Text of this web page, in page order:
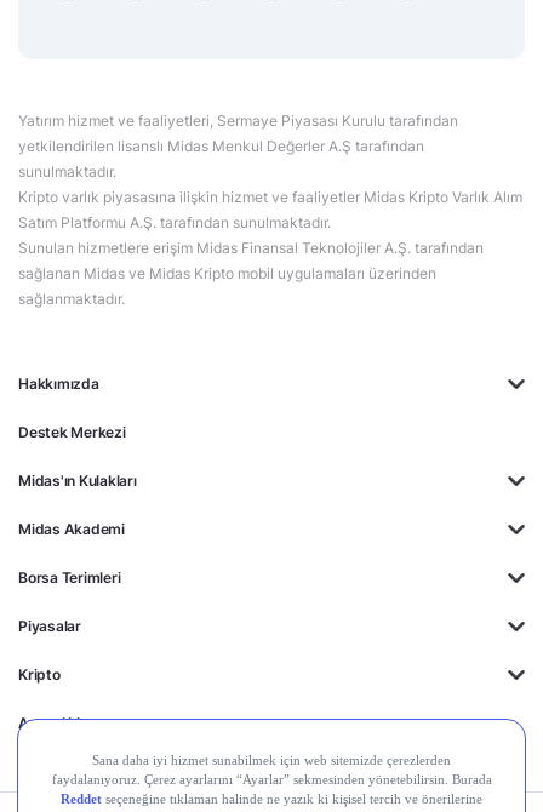
Hakkımızda
Destek Merkezi
Midas'ın Kulakları
Midas Akademi
Borsa Terimleri
Piyasalar
Kripto
Ayrıcalıklar
Yatırım hizmet ve faaliyetleri, Sermaye Piyasası Kurulu tarafından
yetkilendirilen lisanslı Midas Menkul Değerler A.Ş tarafından
sunulmaktadır.
Kripto varlık piyasasına ilişkin hizmet ve faaliyetler Midas Kripto Varlık Alım
Satım Platformu A.Ş. tarafından sunulmaktadır.
Sunulan hizmetlere erişim Midas Finansal Teknolojiler A.Ş. tarafından
sağlanan Midas ve Midas Kripto mobil uygulamaları üzerinden
sağlanmaktadır.